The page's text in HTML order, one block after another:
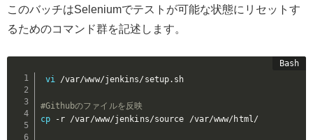
このバッチはSeleniumでテストが可能な状態にリセットす
るためのコマンド群を記述します。
vi /var/www/jenkins/setup.sh
#Githubのファイルを反映
cp -r /var/www/jenkins/source /var/www/html/